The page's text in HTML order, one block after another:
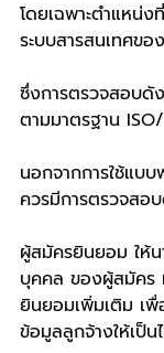
โดยเฉพาะตำแหน่
ระบบสารสนเทศข
ซึ่งการตรวจสอบดั
ตามมาตรฐาน
นอกจากการใช้แบ
ควรมีการตรวจสอ
ผู้สมัครยินยอม ให้
บุคคล ของผู้สมัคร
ยินยอมเพิ่มเติม เพื่
ข้อมูลลูกจ้างให้เป็